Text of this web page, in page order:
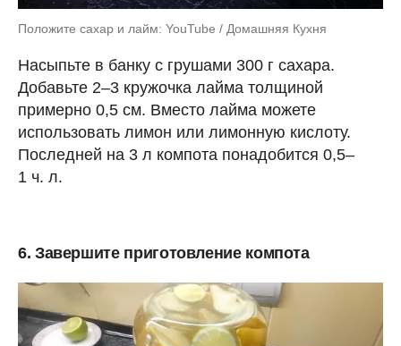
Положите сахар и лайм: YouTube / Домашняя Кухня
Насыпьте в банку с грушами 300 г сахара.
Добавьте 2–3 кружочка лайма толщиной
примерно 0,5 см. Вместо лайма можете
использовать лимон или лимонную кислоту.
Последней на 3 л компота понадобится 0,5–
1 ч. л.
6. Завершите приготовление компота